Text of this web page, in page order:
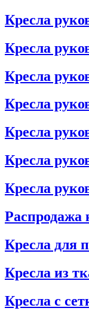
Кресла
Кресла
Кресла
Кресла
Кресла
Кресла
Кресла
Распродажа
Кресла для
Кресла из
Кресла с